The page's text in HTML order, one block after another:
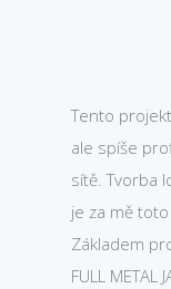
Tento
ale spíše
sítě. Tvorba
je za mě
Základem
FULL METAL